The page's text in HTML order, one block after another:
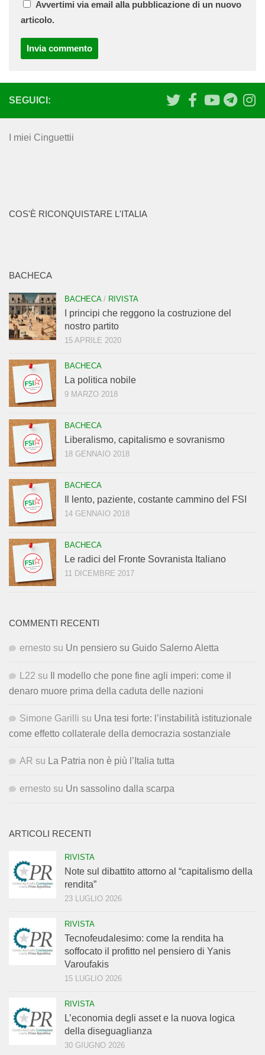
Avvertimi via email alla pubblicazione di un nuovo
articolo.
SEGUICI:
I miei Cinguettii
COS'È RICONQUISTARE L'ITALIA
BACHECA
BACHECA/ RIVISTA
I principi che reggono la costruzione del
nostro partito
15 APRILE 2020
BACHECA
La politica nobile
9 MARZO 2018
BACHECA
Liberalismo, capitalismo e sovranismo
18 GENNAIO 2018
BACHECA
Il lento, paziente, costante cammino del FSI
14 GENNAIO 2018
BACHECA
Le radici del Fronte Sovranista Italiano
11 DICEMBRE 2017
COMMENTI RECENTI
ernesto su Un pensiero su Guido Salerno Aletta
L22 su
Il modello che pone fine agli imperi: come il
denaro muore prima della caduta delle nazioni
Simone Garilli su Una tesi forte: l’instabilità istituzionale
come effetto collaterale della democrazia sostanziale
AR su La Patria non è più l’Italia tutta
ernesto su Un sassolino dalla scarpa
ARTICOLI RECENTI
RIVISTA
Note sul dibattito attorno al “capitalismo della
rendita”
23 LUGLIO 2026
RIVISTA
Tecnofeudalesimo: come la rendita ha
soffocato il profitto nel pensiero di Yanis
Varoufakis
15 LUGLIO 2026
RIVISTA
L’economia degli asset e la nuova logica
della diseguaglianza
30 GIUGNO 2026